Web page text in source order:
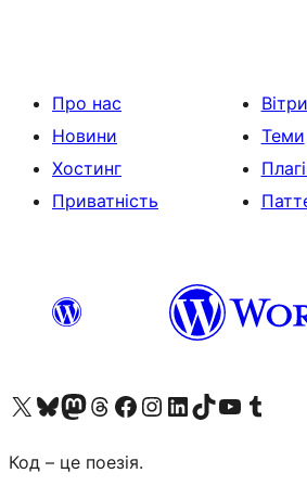
Про нас
Новини
Хостинг
Приватність
Теми
Visit our X (formerly Twitter) account
Visit our Bluesky account
Завітайте до нашої стрічки в Mastodon
Visit our Threads account
Завітайте на нашу сторінку в Facebook
Visit our Instagram account
Visit our LinkedIn account
Visit our TikTok account
Visit our YouTube channel
Visit our Tumblr
Код – це поезія.